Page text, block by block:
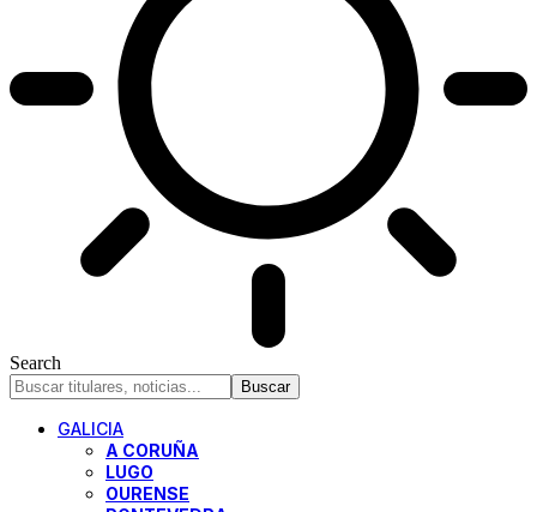
Search
GALICIA
A CORUÑA
LUGO
OURENSE